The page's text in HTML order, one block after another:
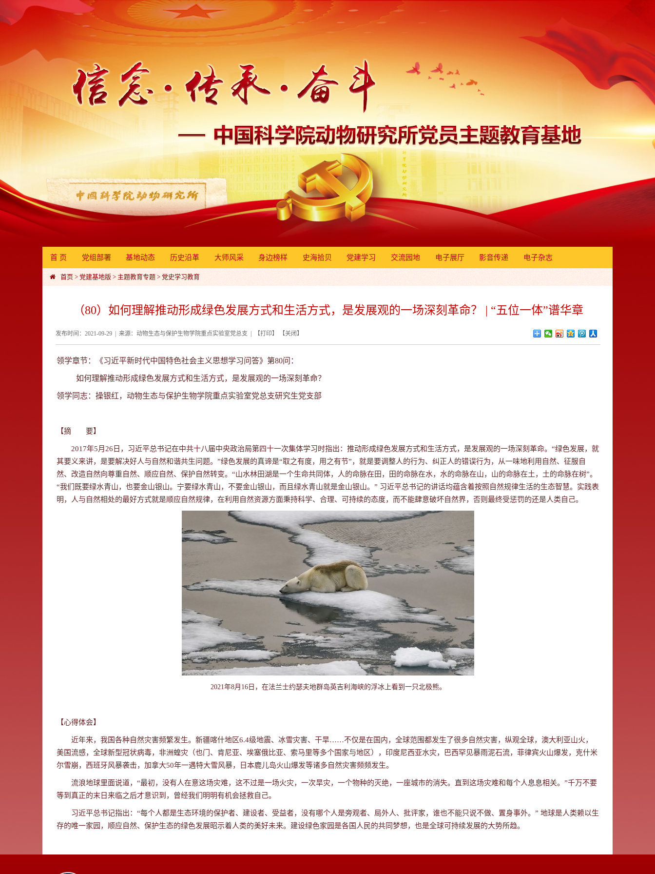
首 页 党组部署 基地动态 历史沿革 大师风采 身边榜样 史海拾贝 党建学习 交流园地 电子展厅 影音传递 电子杂志
首页 > 党建基地版 > 主题教育专题 > 党史学习教育
（80）如何理解推动形成绿色发展方式和生活方式，是发展观的一场深刻革命？ | “五位一体”谱华章
发布时间：2021-09-29 | 来源：动物生态与保护生物学院重点实验室党总支 | 【打印】 【关闭 】
领学章节：《习近平新时代中国特色社会主义思想学习问答》第80问：
如何理解推动形成绿色发展方式和生活方式，是发展观的一场深刻革命？
领学同志：操银红，动物生态与保护生物学院重点实验室党总支研究生党支部
【摘 要】
2017年5月26日，习近平总书记在中共十八届中央政治局第四十一次集体学习时指出：推动形成绿色发展方式和生活方式，是发展观的一场深刻革命。“绿色发展，就
其要义来讲，是要解决好人与自然和谐共生问题。”绿色发展的真谛是“取之有度，用之有节”，就是要调整人的行为、纠正人的错误行为，从一味地利用自然、征服自
然、改造自然向尊重自然、顺应自然、保护自然转变。“山水林田湖是一个生命共同体，人的命脉在田，田的命脉在水，水的命脉在山，山的命脉在土，土的命脉在树”。
“我们既要绿水青山，也要金山银山。宁要绿水青山，不要金山银山，而且绿水青山就是金山银山。” 习近平总书记的讲话均蕴含着按照自然规律生活的生态智慧。实践表
明，人与自然相处的最好方式就是顺应自然规律，在利用自然资源方面秉持科学、合理、可持续的态度，而不能肆意破坏自然界，否则最终受惩罚的还是人类自己。
2021年8月16日，在法兰士约瑟夫地群岛英吉利海峡的浮冰上看到一只北极熊。
【心得体会】
近年来，我国各种自然灾害频繁发生。新疆喀什地区6.4级地震、冰雪灾害、干旱……不仅是在国内，全球范围都发生了很多自然灾害，纵观全球，澳大利亚山火，
美国流感，全球新型冠状病毒，非洲蝗灾（也门、肯尼亚、埃塞俄比亚、索马里等多个国家与地区），印度尼西亚水灾，巴西罕见暴雨泥石流，菲律宾火山爆发，克什米
尔雪崩，西班牙风暴袭击，加拿大50年一遇特大雪风暴，日本鹿儿岛火山爆发等诸多自然灾害频频发生。
流浪地球里面说道，“最初，没有人在意这场灾难，这不过是一场火灾，一次旱灾，一个物种的灭绝，一座城市的消失。直到这场灾难和每个人息息相关。”千万不要
等到真正的末日来临之后才意识到，曾经我们明明有机会拯救自己。
习近平总书记指出：“每个人都是生态环境的保护者、建设者、受益者，没有哪个人是旁观者、局外人、批评家，谁也不能只说不做、置身事外。” 地球是人类赖以生
存的唯一家园，顺应自然、保护生态的绿色发展昭示着人类的美好未来。建设绿色家园是各国人民的共同梦想，也是全球可持续发展的大势所趋。